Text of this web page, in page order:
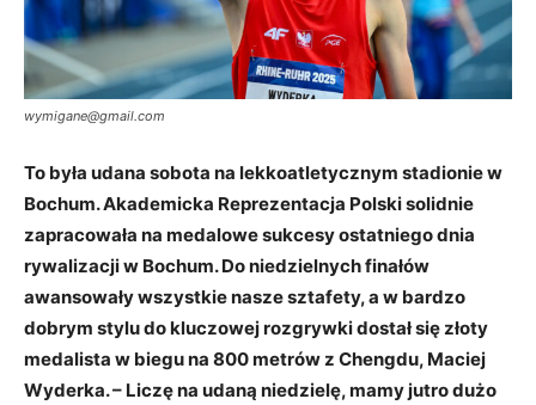
wymigane@gmail.com
To była udana sobota na lekkoatletycznym stadionie w
Bochum. Akademicka Reprezentacja Polski solidnie
zapracowała na medalowe sukcesy ostatniego dnia
rywalizacji w Bochum. Do niedzielnych finałów
awansowały wszystkie nasze sztafety, a w bardzo
dobrym stylu do kluczowej rozgrywki dostał się złoty
medalista w biegu na 800 metrów z Chengdu, Maciej
Wyderka. – Liczę na udaną niedzielę, mamy jutro dużo